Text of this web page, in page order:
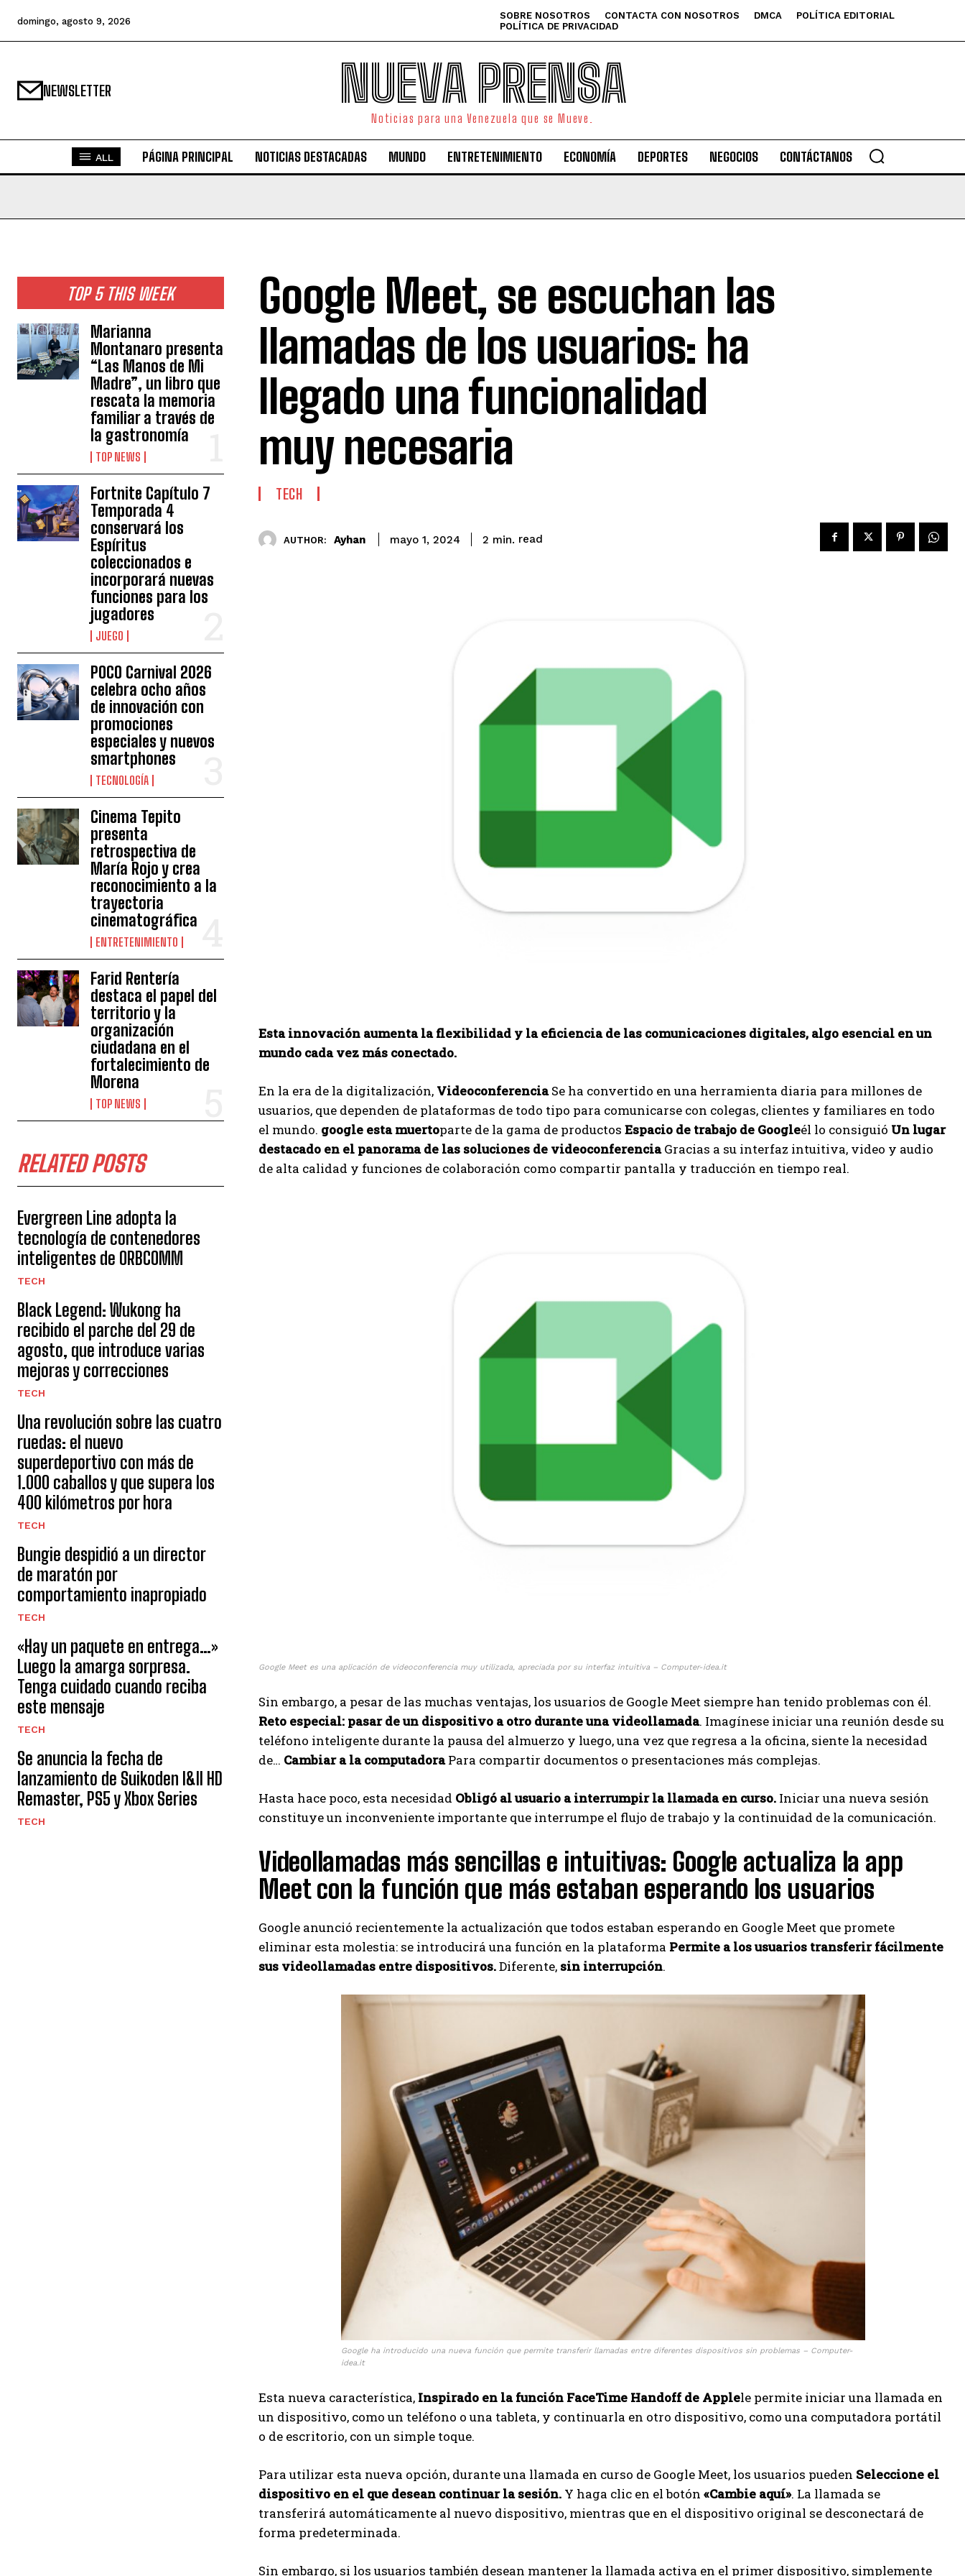
domingo, agosto 9, 2026 SOBRE NOSOTROS CONTACTA CON NOSOTROS DMCA
POLÍTICA EDITORIAL
POLÍTICA DE PRIVACIDAD
NEWSLETTER NUEVA PRENSA
Noticias para una Venezuela que se Mueve.
ALL PÁGINA PRINCIPAL NOTICIAS DESTACADAS MUNDO ENTRETENIMIENTO ECONOMÍA DEPORTES NEGOCIOS CONTÁCTANOS
TOP 5 THIS WEEK
Marianna
Montanaro presenta
“Las Manos de Mi
Madre”, un libro que
rescata la memoria
familiar a través de
la gastronomía
TOP NEWS
Fortnite Capítulo 7
Temporada 4
conservará los
Espíritus
coleccionados e
incorporará nuevas
funciones para los
jugadores
JUEGO
POCO Carnival 2026
celebra ocho años
de innovación con
promociones
especiales y nuevos
smartphones
TECNOLOGÍA
Cinema Tepito
presenta
retrospectiva de
María Rojo y crea
reconocimiento a la
trayectoria
cinematográfica
ENTRETENIMIENTO
Farid Rentería
destaca el papel del
territorio y la
organización
ciudadana en el
fortalecimiento de
Morena
TOP NEWS
RELATED POSTS
Evergreen Line adopta la
tecnología de contenedores
inteligentes de ORBCOMM
TECH
Black Legend: Wukong ha
recibido el parche del 29 de
agosto, que introduce varias
mejoras y correcciones
TECH
Una revolución sobre las cuatro
ruedas: el nuevo
superdeportivo con más de
1.000 caballos y que supera los
400 kilómetros por hora
TECH
Bungie despidió a un director
de maratón por
comportamiento inapropiado
TECH
«Hay un paquete en entrega…»
Luego la amarga sorpresa.
Tenga cuidado cuando reciba
este mensaje
TECH
Se anuncia la fecha de
lanzamiento de Suikoden I&II HD
Remaster, PS5 y Xbox Series
TECH
Google Meet, se escuchan las
llamadas de los usuarios: ha
llegado una funcionalidad
muy necesaria
TECH
AUTHOR: Ayhan mayo 1, 2024 2 min. read
Esta innovación aumenta la flexibilidad y la eficiencia de las comunicaciones digitales, algo esencial en un
mundo cada vez más conectado.
En la era de la digitalización, VideoconferenciaSe ha convertido en una herramienta diaria para millones de
usuarios, que dependen de plataformas de todo tipo para comunicarse con colegas, clientes y familiares en todo
el mundo. google esta muertoparte de la gama de productos Espacio de trabajo de Googleél lo consiguió Un lugar
destacado en el panorama de las soluciones de videoconferenciaGracias a su interfaz intuitiva, video y audio
de alta calidad y funciones de colaboración como compartir pantalla y traducción en tiempo real.
Google Meet es una aplicación de videoconferencia muy utilizada, apreciada por su interfaz intuitiva – Computer-idea.it
Sin embargo, a pesar de las muchas ventajas, los usuarios de Google Meet siempre han tenido problemas con él.
Reto especial: pasar de un dispositivo a otro durante una videollamada. Imagínese iniciar una reunión desde su
teléfono inteligente durante la pausa del almuerzo y luego, una vez que regresa a la oficina, siente la necesidad
de… Cambiar a la computadoraPara compartir documentos o presentaciones más complejas.
Hasta hace poco, esta necesidad Obligó al usuario a interrumpir la llamada en curso. Iniciar una nueva sesión
constituye un inconveniente importante que interrumpe el flujo de trabajo y la continuidad de la comunicación.
Videollamadas más sencillas e intuitivas: Google actualiza la app
Meet con la función que más estaban esperando los usuarios
Google anunció recientemente la actualización que todos estaban esperando en Google Meet que promete
eliminar esta molestia: se introducirá una función en la plataforma Permite a los usuarios transferir fácilmente
sus videollamadas entre dispositivos.Diferente, sin interrupción.
Google ha introducido una nueva función que permite transferir llamadas entre diferentes dispositivos sin problemas – Computer-
idea.it
Esta nueva característica, Inspirado en la función FaceTime Handoff de Applele permite iniciar una llamada en
un dispositivo, como un teléfono o una tableta, y continuarla en otro dispositivo, como una computadora portátil
o de escritorio, con un simple toque.
Para utilizar esta nueva opción, durante una llamada en curso de Google Meet, los usuarios pueden Seleccione el
dispositivo en el que desean continuar la sesión. Y haga clic en el botón «Cambie aquí». La llamada se
transferirá automáticamente al nuevo dispositivo, mientras que en el dispositivo original se desconectará de
forma predeterminada.
Sin embargo, si los usuarios también desean mantener la llamada activa en el primer dispositivo, simplemente